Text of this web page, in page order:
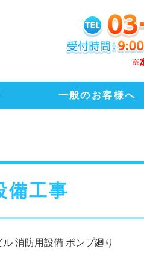
！トイレ、水ま
一般のお客様へ
工事
消防用設備 ポンプ廻り